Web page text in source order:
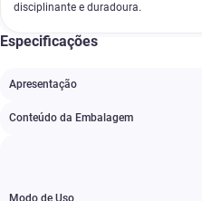
disciplinante e duradoura.
Especificações
Apresentação
Conteúdo da Embalagem
Modo de Uso